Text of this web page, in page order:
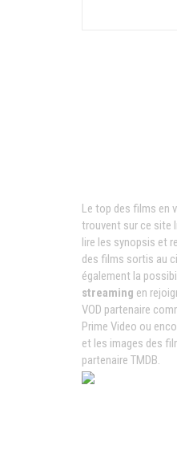
Le top des films en
trouvent sur ce site
lire les synopsis et
des films sortis au
également la
streaming en
VOD partenaire
Prime Video ou
et les images des
partenaire TMDB.